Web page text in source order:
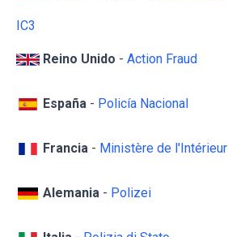
IC3
Reino Unido - Action Fraud
España - Policía Nacional
Francia - Ministère de l'Intérieur
Alemania - Polizei